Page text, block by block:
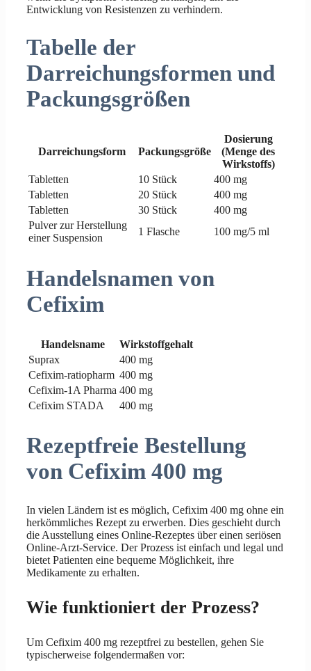
Entwicklung von Resistenzen zu verhindern.
Tabelle der
Darreichungsformen und
Packungsgrößen
Darreichungsform Packungsgröße
Dosierung
(Menge des
Wirkstoffs)
Tabletten
10 Stück
400 mg
Tabletten
20 Stück
400 mg
Tabletten
30 Stück
400 mg
Pulver zur Herstellung
einer Suspension
1 Flasche 100 mg/5 ml
Handelsnamen von
Cefixim
Handelsname
Wirkstoffgehalt
Suprax
400 mg
Cefixim-ratiopharm 400 mg
Cefixim-1A Pharma 400 mg
Cefixim STADA
400 mg
Rezeptfreie Bestellung
von Cefixim 400 mg
In vielen Ländern ist es möglich, Cefixim 400 mg ohne ein
herkömmliches Rezept zu erwerben. Dies geschieht durch
die Ausstellung eines Online-Rezeptes über einen seriösen
Online-Arzt-Service. Der Prozess ist einfach und legal und
bietet Patienten eine bequeme Möglichkeit, ihre
Medikamente zu erhalten.
Wie funktioniert der Prozess?
Um Cefixim 400 mg rezeptfrei zu bestellen, gehen Sie
typischerweise folgendermaßen vor: